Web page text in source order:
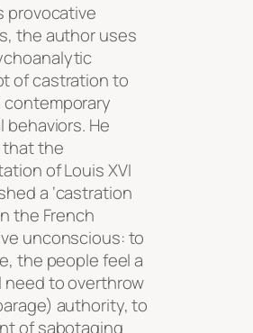
provocative
the author uses
of castration to
contemporary
behaviors. He
the
of Louis XVI
a ‘castration
the French
unconscious: to
the people feel a
need to overthrow
authority, to
of sabotaging